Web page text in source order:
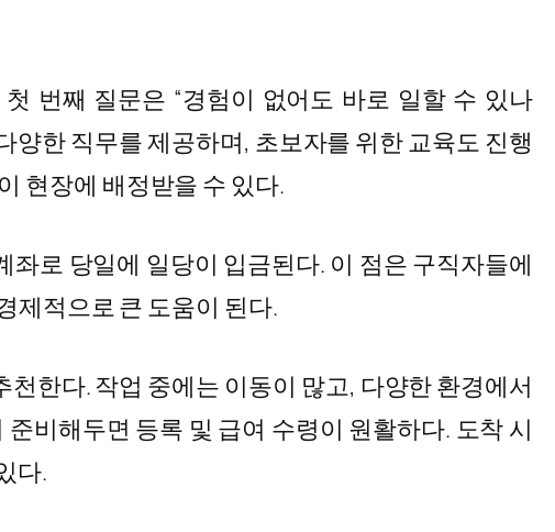
번째 질문은 “경험이 없어도 바로 일할 수 있나
양한 직무를 제공하며, 초보자를 위한 교육도 진행
현장에 배정받을 수 있다.
로 당일에 일당이 입금된다. 이 점은 구직자들에
제적으로 큰 도움이 된다.
한다. 작업 중에는 이동이 많고, 다양한 환경에서
비해두면 등록 및 급여 수령이 원활하다. 도착 시
다.